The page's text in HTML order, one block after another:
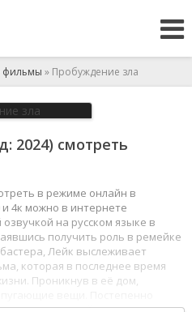
фильмы » Пробуждение зла
2024) смотреть
в режиме онлайн в
4к можно в интернете
на русском языке в
получить роль в ремейке
Лейк выслеживает
которая в последнее время
Проникнув в её дом,